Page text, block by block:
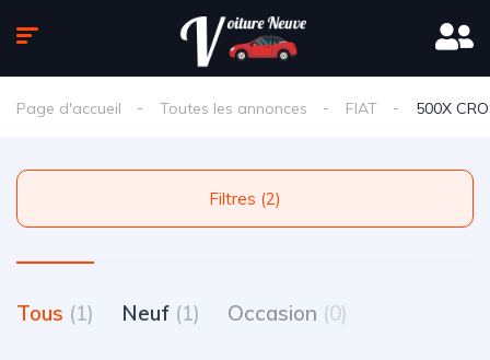
Page d'accueil Toutes les annonces FIAT 500X
Filtres (2)
Tous (1) Neuf (1) Occasion (0)